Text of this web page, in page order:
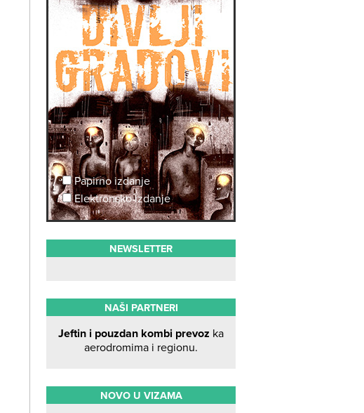
Papirno izdanje
Elektronsko izdanje
NEWSLETTER
NAŠI PARTNERI
Jeftin i pouzdan kombi prevoz ka
aerodromima i regionu.
NOVO U VIZAMA